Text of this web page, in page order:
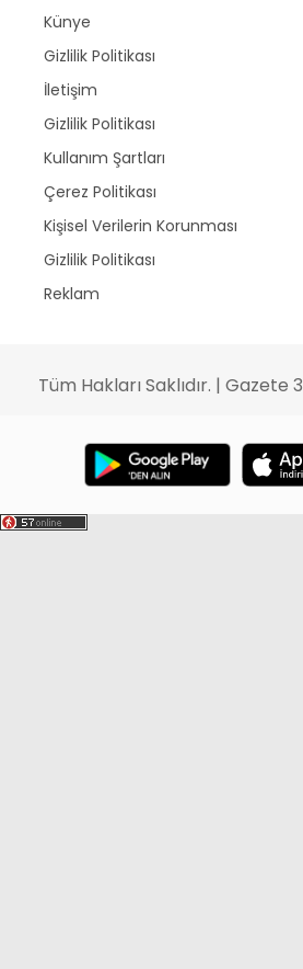
Künye
Gizlilik Politikası
İletişim
Gizlilik Politikası
Kullanım Şartları
Çerez Politikası
Kişisel Verilerin Korunması
Gizlilik Politikası
Reklam
Tüm Hakları Saklıdır. | Gazete 3